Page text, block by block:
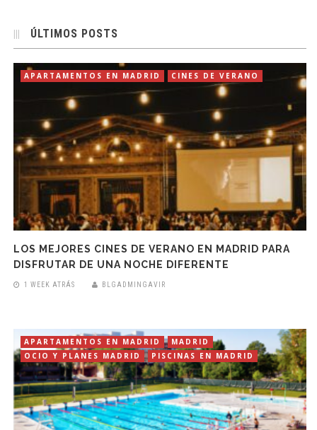
ÚLTIMOS POSTS
APARTAMENTOS EN MADRID CINES DE VERANO
LOS MEJORES CINES DE VERANO EN MADRID PARA
DISFRUTAR DE UNA NOCHE DIFERENTE
1 WEEK ATRÁS BLGADMINGAVIR
APARTAMENTOS EN MADRID
MADRID
OCIO Y PLANES MADRID
PISCINAS EN MADRID